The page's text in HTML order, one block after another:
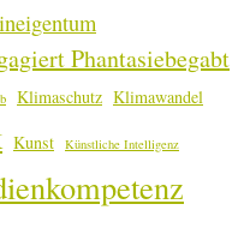
Phantasiebegabt
Klimaschutz Klimawandel
Kunst Künstliche Intelligenz